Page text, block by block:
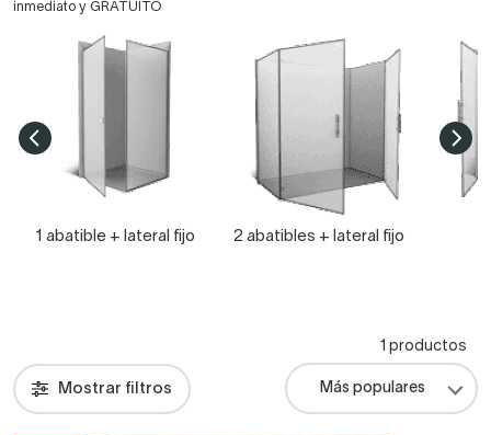
inmediato y GRATUITO
1 abatible + lateral fijo 2 abatibles + lateral fijo
Mostrar filtros
1 productos